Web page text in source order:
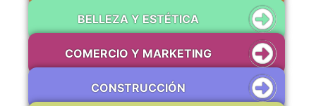
BELLEZA Y ESTÉTICA
COMERCIO Y MARKETING
CONSTRUCCIÓN